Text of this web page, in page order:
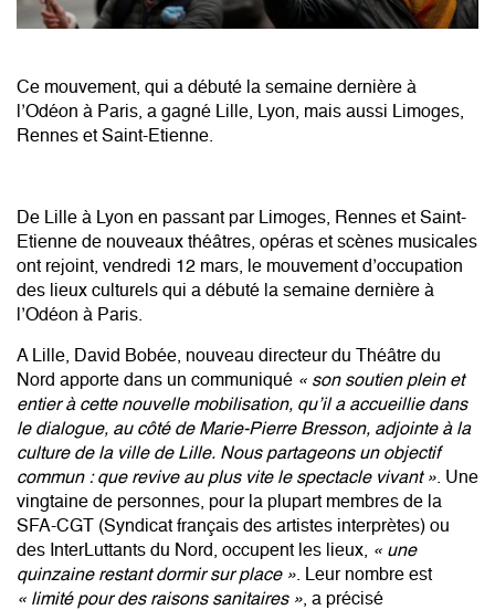
Ce mouvement, qui a débuté la semaine dernière à
l’Odéon à Paris, a gagné Lille, Lyon, mais aussi Limoges,
Rennes et Saint-Etienne.
De Lille à Lyon en passant par Limoges, Rennes et Saint-
Etienne de nouveaux théâtres, opéras et scènes musicales
ont rejoint, vendredi 12 mars, le mouvement d’occupation
des lieux culturels qui a débuté la semaine dernière à
l’Odéon à Paris.
A Lille, David Bobée, nouveau directeur du Théâtre du
Nord apporte dans un communiqué « son soutien plein et
entier à cette nouvelle mobilisation, qu’il a accueillie dans
le dialogue, au côté de Marie-Pierre Bresson, adjointe à la
culture de la ville de Lille. Nous partageons un objectif
commun : que revive au plus vite le spectacle vivant ». Une
vingtaine de personnes, pour la plupart membres de la
SFA-CGT (Syndicat français des artistes interprètes) ou
des InterLuttants du Nord, occupent les lieux, « une
quinzaine restant dormir sur place ». Leur nombre est
« limité pour des raisons sanitaires », a précisé